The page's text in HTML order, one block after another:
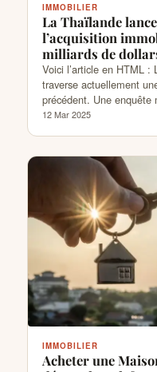
IMMOBILIER
La Thaïlande
l’acquisition
milliards de
Voici l’article en HTML
traverse actuellement
précédent. Une
12 Mar 2025
IMMOBILIER
Acheter une